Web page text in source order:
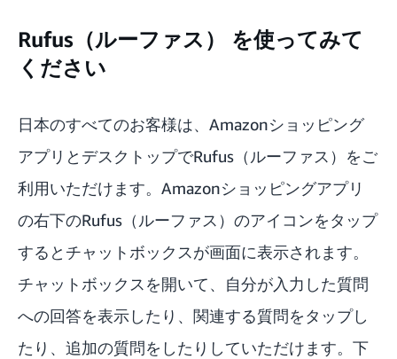
Rufus（ルーファス） を使ってみて
ください
日本のすべてのお客様は、Amazonショッピング
アプリとデスクトップでRufus（ルーファス）をご
利用いただけます。Amazonショッピングアプリ
の右下のRufus（ルーファス）のアイコンをタップ
するとチャットボックスが画面に表示されます。
チャットボックスを開いて、自分が入力した質問
への回答を表示したり、関連する質問をタップし
たり、追加の質問をしたりしていただけます。下